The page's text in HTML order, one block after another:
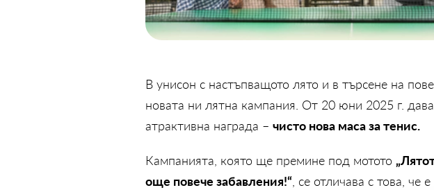
В унисон с настъпващото лято и в търсене на
новата ни лятна кампания. От 20 юни 2025 г.
атрактивна награда – чисто нова маса за тенис.
Кампанията, която ще премине под мотото
още повече забавления!“ , се отличава с това,